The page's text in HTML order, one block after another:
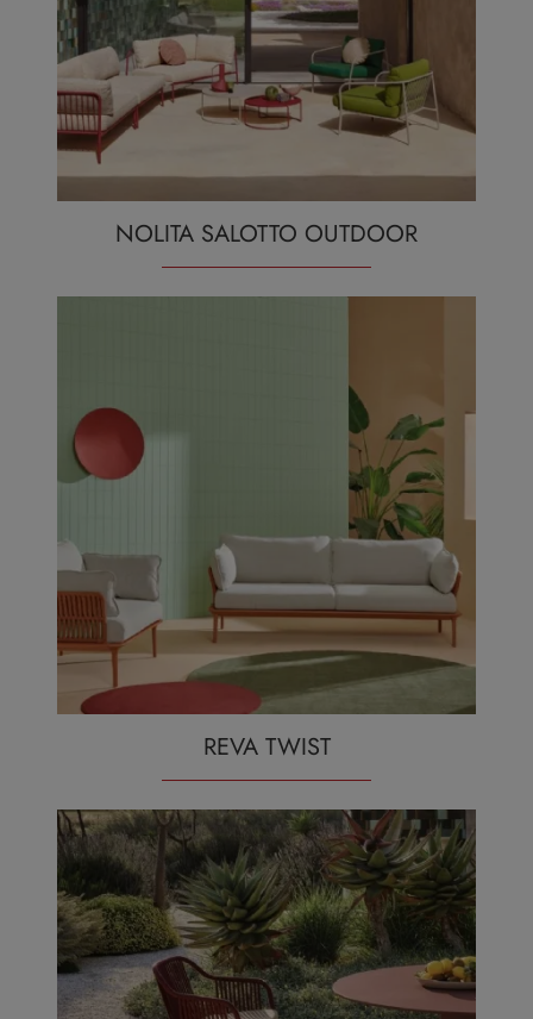
NOLITA SALOTTO OUTDOOR
REVA TWIST